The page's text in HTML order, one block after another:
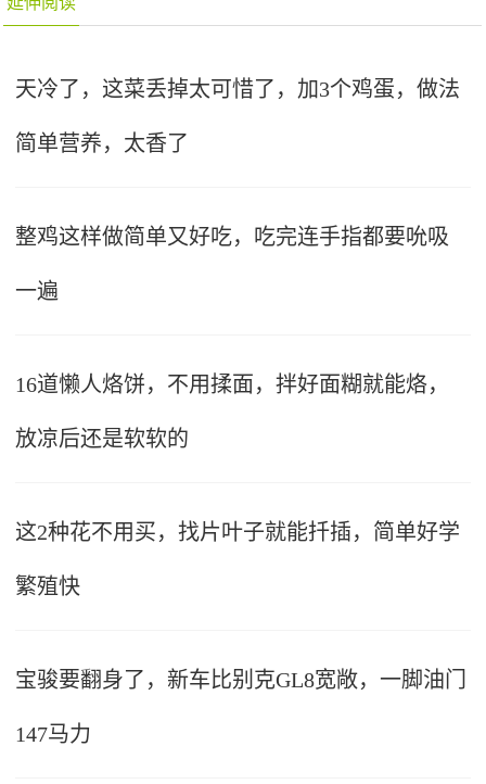
天冷了，这菜丢掉太可惜了，加3个鸡蛋，做法
简单营养，太香了
整鸡这样做简单又好吃，吃完连手指都要吮吸
一遍
16道懒人烙饼，不用揉面，拌好面糊就能烙，
放凉后还是软软的
这2种花不用买，找片叶子就能扦插，简单好学
繁殖快
宝骏要翻身了，新车比别克GL8宽敞，一脚油门
147马力